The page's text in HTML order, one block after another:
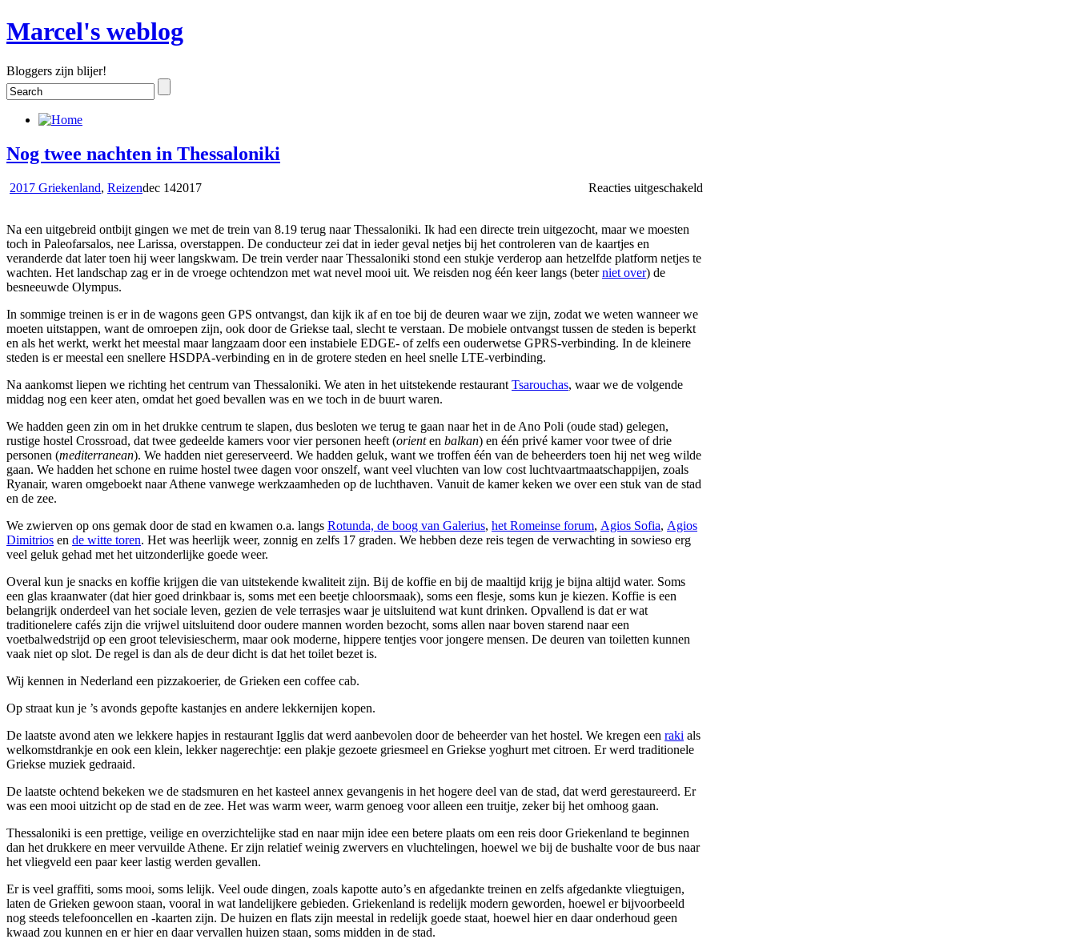
Marcel's weblog
Bloggers zijn blijer!
Nog twee nachten in Thessaloniki
2017 Griekenland, Reizen Reacties uitgeschakeld
dec 142017
Na een uitgebreid ontbijt gingen we met de trein van 8.19 terug naar Thessaloniki. Ik had een directe trein uitgezocht, maar we moesten
toch in Paleofarsalos, nee Larissa, overstappen. De conducteur zei dat in ieder geval netjes bij het controleren van de kaartjes en
veranderde dat later toen hij weer langskwam. De trein verder naar Thessaloniki stond een stukje verderop aan hetzelfde platform netjes te
wachten. Het landschap zag er in de vroege ochtendzon met wat nevel mooi uit. We reisden nog één keer langs (beterniet over) de
besneeuwde Olympus.
In sommige treinen is er in de wagons geen GPS ontvangst, dan kijk ik af en toe bij de deuren waar we zijn, zodat we weten wanneer we
moeten uitstappen, want de omroepen zijn, ook door de Griekse taal, slecht te verstaan. De mobiele ontvangst tussen de steden is beperkt
en als het werkt, werkt het meestal maar langzaam door een instabiele EDGE- of zelfs een ouderwetse GPRS-verbinding. In de kleinere
steden is er meestal een snellere HSDPA-verbinding en in de grotere steden en heel snelle LTE-verbinding.
Na aankomst liepen we richting het centrum van Thessaloniki. We aten in het uitstekende restaurant Tsarouchas, waar we de volgende
middag nog een keer aten, omdat het goed bevallen was en we toch in de buurt waren.
We hadden geen zin om in het drukke centrum te slapen, dus besloten we terug te gaan naar het in de Ano Poli (oude stad) gelegen,
rustige hostel Crossroad, dat twee gedeelde kamers voor vier personen heeft (orienten balkan) en één privé kamer voor twee of drie
personen (mediterranean). We hadden niet gereserveerd. We hadden geluk, want we troffen één van de beheerders toen hij net weg wilde
gaan. We hadden het schone en ruime hostel twee dagen voor onszelf, want veel vluchten van low cost luchtvaartmaatschappijen, zoals
Ryanair, waren omgeboekt naar Athene vanwege werkzaamheden op de luchthaven. Vanuit de kamer keken we over een stuk van de stad
en de zee.
We zwierven op ons gemak door de stad en kwamen o.a. langs Rotunda, de boog van Galerius, het Romeinse forum, Agios Sofia, Agios
Dimitrios en de witte toren. Het was heerlijk weer, zonnig en zelfs 17 graden. We hebben deze reis tegen de verwachting in sowieso erg
veel geluk gehad met het uitzonderlijke goede weer.
Overal kun je snacks en koffie krijgen die van uitstekende kwaliteit zijn. Bij de koffie en bij de maaltijd krijg je bijna altijd water. Soms
een glas kraanwater (dat hier goed drinkbaar is, soms met een beetje chloorsmaak), soms een flesje, soms kun je kiezen. Koffie is een
belangrijk onderdeel van het sociale leven, gezien de vele terrasjes waar je uitsluitend wat kunt drinken. Opvallend is dat er wat
traditionelere cafés zijn die vrijwel uitsluitend door oudere mannen worden bezocht, soms allen naar boven starend naar een
voetbalwedstrijd op een groot televisiescherm, maar ook moderne, hippere tentjes voor jongere mensen. De deuren van toiletten kunnen
vaak niet op slot. De regel is dan als de deur dicht is dat het toilet bezet is.
Wij kennen in Nederland een pizzakoerier, de Grieken een coffee cab.
Op straat kun je ’s avonds gepofte kastanjes en andere lekkernijen kopen.
De laatste avond aten we lekkere hapjes in restaurant Igglis dat werd aanbevolen door de beheerder van het hostel. We kregen een raki als
welkomstdrankje en ook een klein, lekker nagerechtje: een plakje gezoete griesmeel en Griekse yoghurt met citroen. Er werd traditionele
Griekse muziek gedraaid.
De laatste ochtend bekeken we de stadsmuren en het kasteel annex gevangenis in het hogere deel van de stad, dat werd gerestaureerd. Er
was een mooi uitzicht op de stad en de zee. Het was warm weer, warm genoeg voor alleen een truitje, zeker bij het omhoog gaan.
Thessaloniki is een prettige, veilige en overzichtelijke stad en naar mijn idee een betere plaats om een reis door Griekenland te beginnen
dan het drukkere en meer vervuilde Athene. Er zijn relatief weinig zwervers en vluchtelingen, hoewel we bij de bushalte voor de bus naar
het vliegveld een paar keer lastig werden gevallen.
Er is veel graffiti, soms mooi, soms lelijk. Veel oude dingen, zoals kapotte auto’s en afgedankte treinen en zelfs afgedankte vliegtuigen,
laten de Grieken gewoon staan, vooral in wat landelijkere gebieden. Griekenland is redelijk modern geworden, hoewel er bijvoorbeeld
nog steeds telefooncellen en -kaarten zijn. De huizen en flats zijn meestal in redelijk goede staat, hoewel hier en daar onderhoud geen
kwaad zou kunnen en er hier en daar vervallen huizen staan, soms midden in de stad.